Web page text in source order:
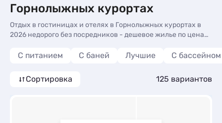
Горнолыжных курортах
Отдых в гостиницах и отелях в Горнолыжных курортах в
2026 недорого без посредников - дешевое жилье по ценам
владельцев на нашем сайте
С питанием С баней Лучшие С бассейном
Сортировка 125 вариантов